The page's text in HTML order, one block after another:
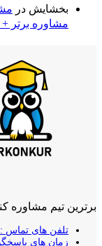
بخشایش در
مشاوره برتر +
برترین تیم مشاوره
تلفن های تماس : 09139356383